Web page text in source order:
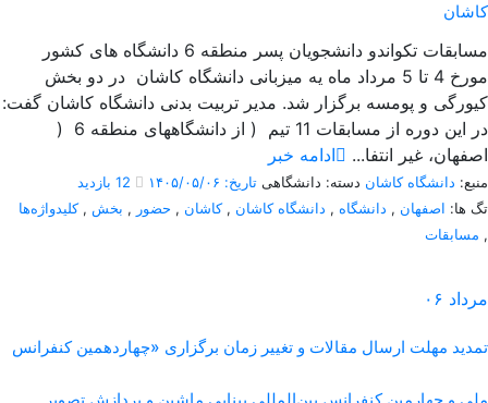
کاشان
مسابقات تکواندو دانشجویان پسر منطقه 6 دانشگاه های کشور
مورخ 4 تا 5 مرداد ماه یه میزبانی دانشگاه کاشان در دو بخش
کیورگی و پومسه برگزار شد. مدیر تربیت بدنی دانشگاه کاشان گفت:
در این دوره از مسابقات 11 تیم ( از دانشگاههای منطقه 6 (
اصفهان، غیر انتفا...
ادامه خبر
منبع: دانشگاه کاشان دسته: دانشگاهی تاریخ: ۱۴۰۵/۰۵/۰۶
تگ ها: اصفهان , دانشگاه , دانشگاه کاشان ,کاشان , حضور , بخش ,کلیدواژه‌ها
مسابقات ,
۰۶ مرداد
تمدید مهلت ارسال مقالات و تغییر زمان برگزاری «چهاردهمین کنفرانس